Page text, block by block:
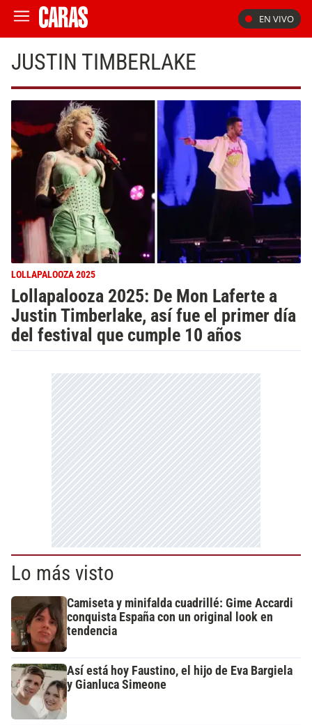
EN VIVO
JUSTIN TIMBERLAKE
LOLLAPALOOZA 2025
Lollapalooza 2025: De Mon Laferte a
Justin Timberlake, así fue el primer día
del festival que cumple 10 años
Lo más visto
Camiseta y minifalda cuadrillé: Gime Accardi
conquista España con un original look en
tendencia
Así está hoy Faustino, el hijo de Eva Bargiela
y Gianluca Simeone